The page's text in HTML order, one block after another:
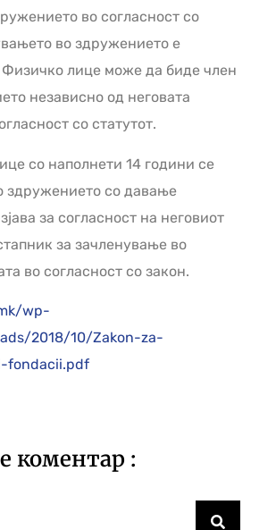
во согласност со
во здружението е
лице може да биде член
независно од неговата
со статутот.
со наполнети 14 години се
здружението со давање
за согласност на неговиот
за зачленување во
во согласност со закон.
wp-
2018/10/Zakon-za-
fondacii.pdf
коментар :